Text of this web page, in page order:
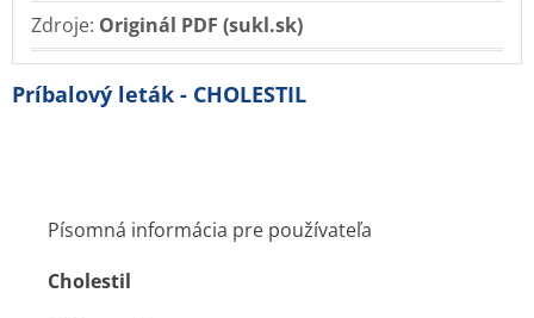
Zdroje: Originál PDF (sukl.sk)
Príbalový leták - CHOLESTIL
Písomná informácia pre používateľa
Cholestil